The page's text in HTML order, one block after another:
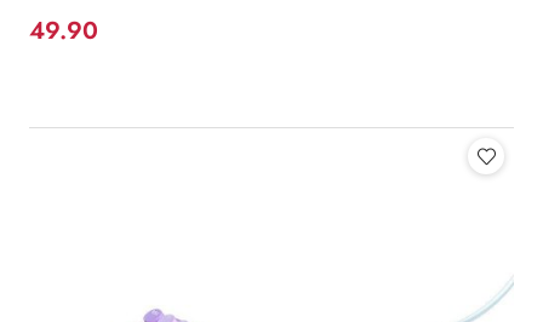
Cena:
49.90